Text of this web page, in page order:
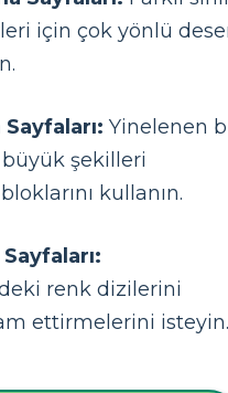
için çok yönlü
Yinelenen
şekilleri
kullanın.
renk dizilerini
ettirmelerini isteyin.